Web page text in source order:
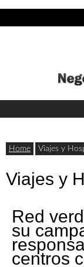
to
con
Últimas
noticias,
actualidad
de
negocios
con
Header
Home Viajes y
Viajes y
Red
su
centros